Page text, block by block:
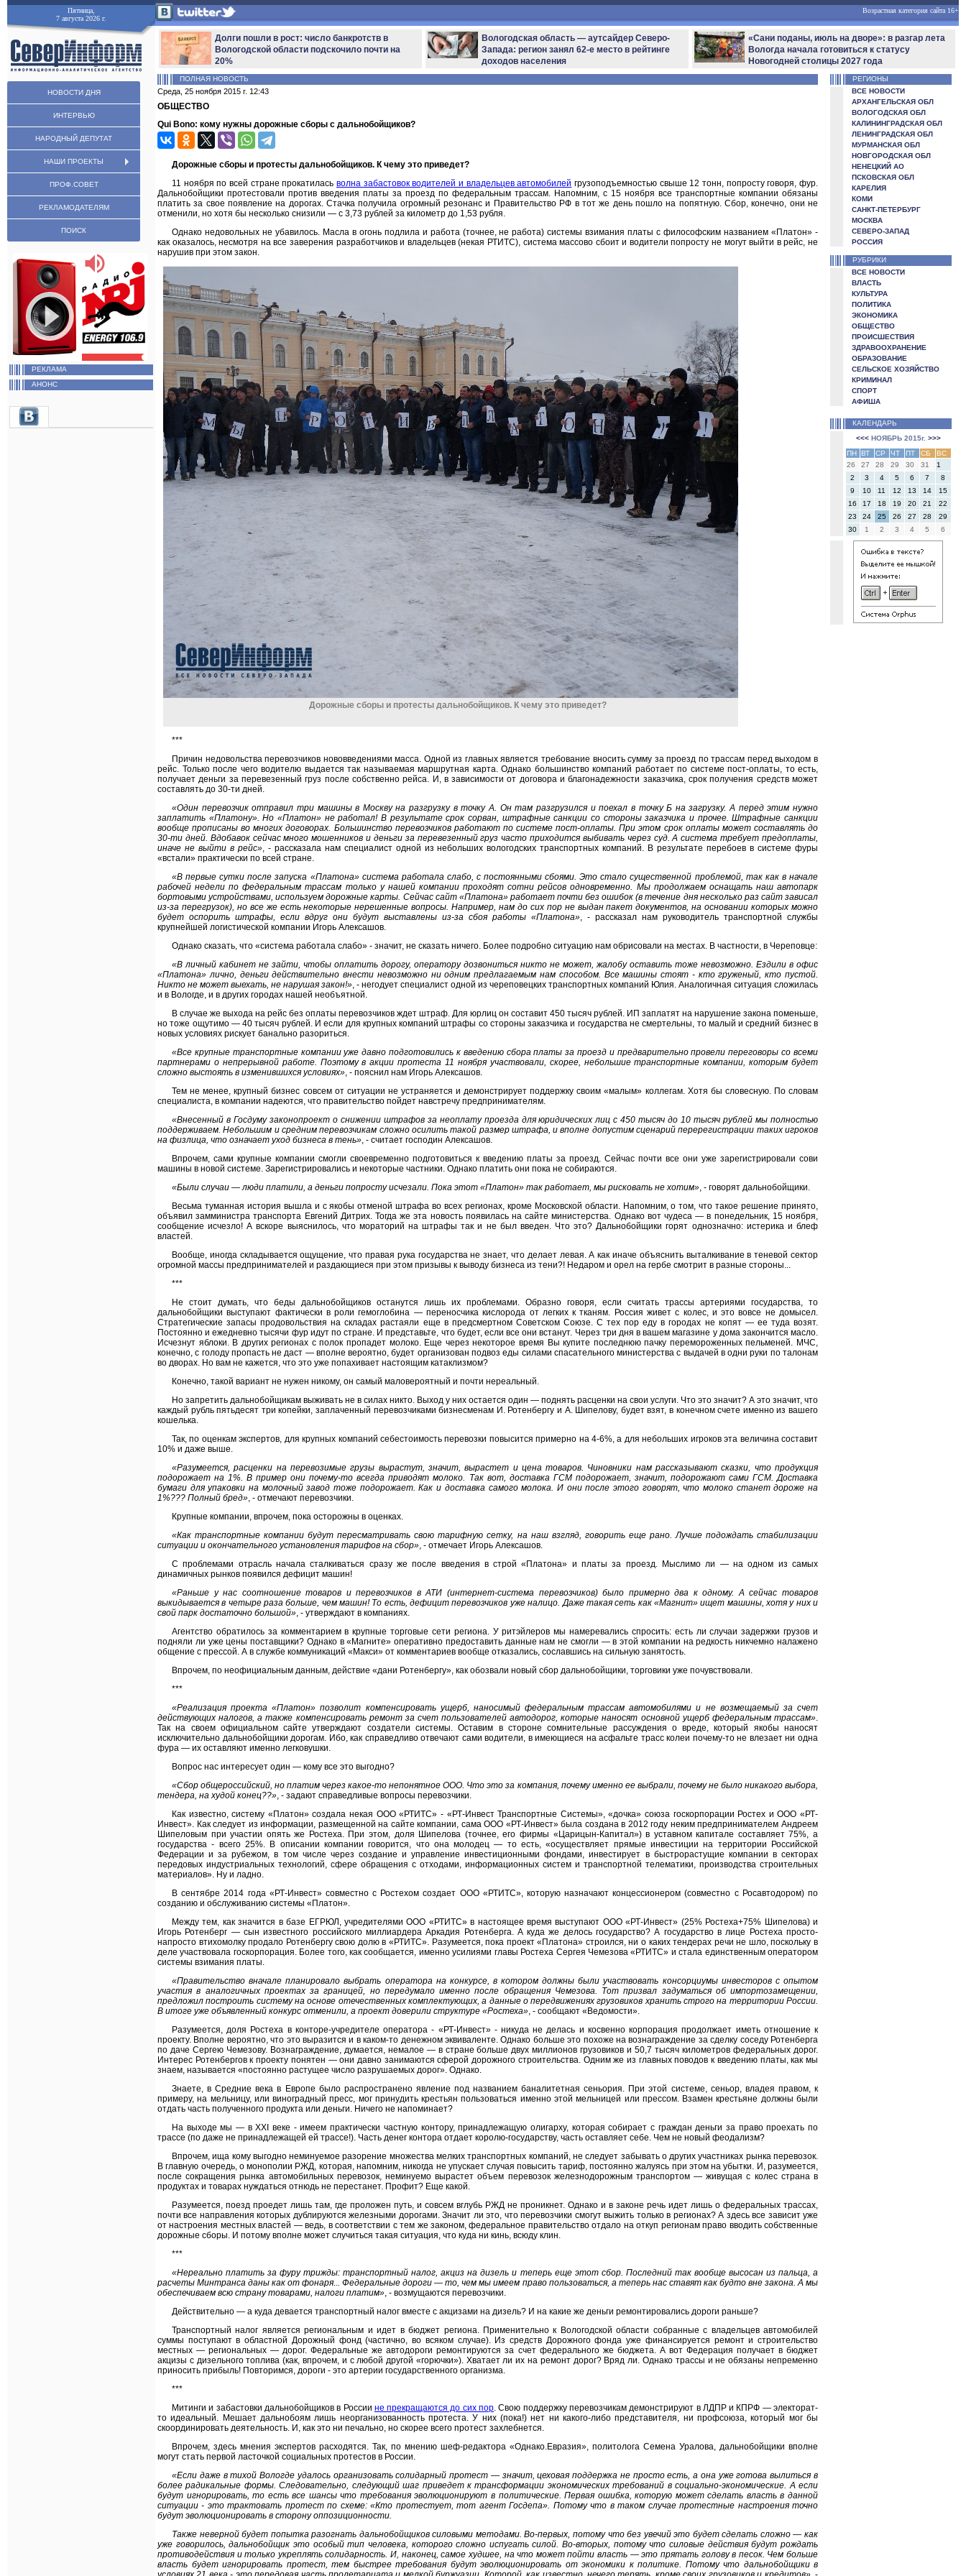
Пятница,
7 августа 2026 г.
НОВОСТИ ДНЯ
ИНТЕРВЬЮ
НАРОДНЫЙ ДЕПУТАТ
НАШИ ПРОЕКТЫ
ПРОФ.СОВЕТ
РЕКЛАМОДАТЕЛЯМ
ПОИСК
РЕКЛАМА
АНОНС
Возрастная категория сайта 16+
Долги пошли в рост: число банкротств в
Вологодской области подскочило почти на
20%
Вологодская область — аутсайдер Северо-
Запада: регион занял 62-е место в рейтинге
доходов населения
«Сани поданы, июль на дворе»: в разгар лета
Вологда начала готовиться к статусу
Новогодней столицы 2027 года
ПОЛНАЯ НОВОСТЬ
Среда, 25 ноября 2015 г. 12:43
ОБЩЕСТВО
Qui Bono: кому нужны дорожные сборы с дальнобойщиков?
Дорожные сборы и протесты дальнобойщиков. К чему это приведет?
11 ноября по всей стране прокатилась волна забастовок водителей и владельцев автомобилей грузоподъемностью свыше 12 тонн, попросту говоря, фур.
Дальнобойщики протестовали против введения платы за проезд по федеральным трассам. Напомним, с 15 ноября все транспортные компании обязаны
платить за свое появление на дорогах. Стачка получила огромный резонанс и Правительство РФ в тот же день пошло на попятную. Сбор, конечно, они не
отменили, но хотя бы несколько снизили — с 3,73 рублей за километр до 1,53 рубля.
Однако недовольных не убавилось. Масла в огонь подлила и работа (точнее, не работа) системы взимания платы с философским названием «Платон» -
как оказалось, несмотря на все заверения разработчиков и владельцев (некая РТИТС), система массово сбоит и водители попросту не могут выйти в рейс, не
нарушив при этом закон.
Дорожные сборы и протесты дальнобойщиков. К чему это приведет?
***
Причин недовольства перевозчиков нововведениями масса. Одной из главных является требование вносить сумму за проезд по трассам перед выходом в
рейс. Только после чего водителю выдается так называемая маршрутная карта. Однако большинство компаний работает по системе пост-оплаты, то есть,
получает деньги за перевезенный груз после собственно рейса. И, в зависимости от договора и благонадежности заказчика, срок получения средств может
составлять до 30-ти дней.
«Один перевозчик отправил три машины в Москву на разгрузку в точку А. Он там разгрузился и поехал в точку Б на загрузку. А перед этим нужно
заплатить «Платону». Но «Платон» не работал! В результате срок сорван, штрафные санкции со стороны заказчика и прочее. Штрафные санкции
вообще прописаны во многих договорах. Большинство перевозчиков работают по системе пост-оплаты. При этом срок оплаты может составлять до
30-ти дней. Вдобавок сейчас много мошенников и деньги за перевезенный груз часто приходится выбивать через суд. А система требует предоплаты,
иначе не выйти в рейс», - рассказала нам специалист одной из небольших вологодских транспортных компаний. В результате перебоев в системе фуры
«встали» практически по всей стране.
«В первые сутки после запуска «Платона» система работала слабо, с постоянными сбоями. Это стало существенной проблемой, так как в начале
рабочей недели по федеральным трассам только у нашей компании проходят сотни рейсов одновременно. Мы продолжаем оснащать наш автопарк
бортовыми устройствами, используем дорожные карты. Сейчас сайт «Платона» работает почти без ошибок (в течение дня несколько раз сайт зависал
из-за перегрузок), но все же есть некоторые нерешенные вопросы. Например, нам до сих пор не выдан пакет документов, на основании которых можно
будет оспорить штрафы, если вдруг они будут выставлены из-за сбоя работы «Платона», - рассказал нам руководитель транспортной службы
крупнейшей логистической компании Игорь Алексашов.
Однако сказать, что «система работала слабо» - значит, не сказать ничего. Более подробно ситуацию нам обрисовали на местах. В частности, в Череповце:
«В личный кабинет не зайти, чтобы оплатить дорогу, оператору дозвониться никто не может, жалобу оставить тоже невозможно. Ездили в офис
«Платона» лично, деньги действительно внести невозможно ни одним предлагаемым нам способом. Все машины стоят - кто груженый, кто пустой.
Никто не может выехать, не нарушая закон!», - негодует специалист одной из череповецких транспортных компаний Юлия. Аналогичная ситуация сложилась
и в Вологде, и в других городах нашей необъятной.
В случае же выхода на рейс без оплаты перевозчиков ждет штраф. Для юрлиц он составит 450 тысяч рублей. ИП заплатят на нарушение закона поменьше,
но тоже ощутимо — 40 тысяч рублей. И если для крупных компаний штрафы со стороны заказчика и государства не смертельны, то малый и средний бизнес в
новых условиях рискует банально разориться.
«Все крупные транспортные компании уже давно подготовились к введению сбора платы за проезд и предварительно провели переговоры со всеми
партнерами о непрерывной работе. Поэтому в акции протеста 11 ноября участвовали, скорее, небольшие транспортные компании, которым будет
сложно выстоять в изменившихся условиях», - пояснил нам Игорь Алексашов.
Тем не менее, крупный бизнес совсем от ситуации не устраняется и демонстрирует поддержку своим «малым» коллегам. Хотя бы словесную. По словам
специалиста, в компании надеются, что правительство пойдет навстречу предпринимателям.
«Внесенный в Госдуму законопроект о снижении штрафов за неоплату проезда для юридических лиц с 450 тысяч до 10 тысяч рублей мы полностью
поддерживаем. Небольшим и средним перевозчикам сложно осилить такой размер штрафа, и вполне допустим сценарий перерегистрации таких игроков
на физлица, что означает уход бизнеса в тень», - считает господин Алексашов.
Впрочем, сами крупные компании смогли своевременно подготовиться к введению платы за проезд. Сейчас почти все они уже зарегистрировали сови
машины в новой системе. Зарегистрировались и некоторые частники. Однако платить они пока не собираются.
«Были случаи — люди платили, а деньги попросту исчезали. Пока этот «Платон» так работает, мы рисковать не хотим», - говорят дальнобойщики.
Весьма туманная история вышла и с якобы отменой штрафа во всех регионах, кроме Московской области. Напомним, о том, что такое решение принято,
объявил замминистра транспорта Евгений Дитрих. Тогда же эта новость появилась на сайте министерства. Однако вот чудеса — в понедельник, 15 ноября,
сообщение исчезло! А вскоре выяснилось, что мораторий на штрафы так и не был введен. Что это? Дальнобойщики горят однозначно: истерика и блеф
властей.
Вообще, иногда складывается ощущение, что правая рука государства не знает, что делает левая. А как иначе объяснить выталкивание в теневой сектор
огромной массы предпринимателей и раздающиеся при этом призывы к выводу бизнеса из тени?! Недаром и орел на гербе смотрит в разные стороны...
***
Не стоит думать, что беды дальнобойщиков останутся лишь их проблемами. Образно говоря, если считать трассы артериями государства, то
дальнобойщики выступают фактически в роли гемоглобина — переносчика кислорода от легких к тканям. Россия живет с колес, и это вовсе не домысел.
Стратегические запасы продовольствия на складах растаяли еще в предсмертном Советском Союзе. С тех пор еду в городах не копят — ее туда возят.
Постоянно и ежедневно тысячи фур идут по стране. И представьте, что будет, если все они встанут. Через три дня в вашем магазине у дома закончится масло.
Исчезнут яблоки. В других регионах с полок пропадет молоко. Еще через некоторое время Вы купите последнюю пачку перемороженных пельменей. МЧС,
конечно, с голоду пропасть не даст — вполне вероятно, будет организован подвоз еды силами спасательного министерства с выдачей в одни руки по талонам
во дворах. Но вам не кажется, что это уже попахивает настоящим катаклизмом?
Конечно, такой вариант не нужен никому, он самый маловероятный и почти нереальный.
Но запретить дальнобойщикам выживать не в силах никто. Выход у них остается один — поднять расценки на свои услуги. Что это значит? А это значит, что
каждый рубль пятьдесят три копейки, заплаченный перевозчиками бизнесменам И. Ротенбергу и А. Шипелову, будет взят, в конечном счете именно из вашего
кошелька.
Так, по оценкам экспертов, для крупных компаний себестоимость перевозки повысится примерно на 4-6%, а для небольших игроков эта величина составит
10% и даже выше.
«Разумеется, расценки на перевозимые грузы вырастут, значит, вырастет и цена товаров. Чиновники нам рассказывают сказки, что продукция
подорожает на 1%. В пример они почему-то всегда приводят молоко. Так вот, доставка ГСМ подорожает, значит, подорожают сами ГСМ. Доставка
бумаги для упаковки на молочный завод тоже подорожает. Как и доставка самого молока. И они после этого говорят, что молоко станет дороже на
1%??? Полный бред», - отмечают перевозчики.
Крупные компании, впрочем, пока осторожны в оценках.
«Как транспортные компании будут пересматривать свою тарифную сетку, на наш взгляд, говорить еще рано. Лучше подождать стабилизации
ситуации и окончательного установления тарифов на сбор», - отмечает Игорь Алексашов.
С проблемами отрасль начала сталкиваться сразу же после введения в строй «Платона» и платы за проезд. Мыслимо ли — на одном из самых
динамичных рынков появился дефицит машин!
«Раньше у нас соотношение товаров и перевозчиков в АТИ (интернет-система перевозчиков) было примерно два к одному. А сейчас товаров
выкидывается в четыре раза больше, чем машин! То есть, дефицит перевозчиков уже налицо. Даже такая сеть как «Магнит» ищет машины, хотя у них и
свой парк достаточно большой», - утверждают в компаниях.
Агентство обратилось за комментарием в крупные торговые сети региона. У ритэйлеров мы намеревались спросить: есть ли случаи задержки грузов и
подняли ли уже цены поставщики? Однако в «Магните» оперативно предоставить данные нам не смогли — в этой компании на редкость никчемно налажено
общение с прессой. А в службе коммуникаций «Макси» от комментариев вообще отказались, сославшись на сильную занятость.
Впрочем, по неофициальным данным, действие «дани Ротенбергу», как обозвали новый сбор дальнобойщики, торговики уже почувствовали.
***
«Реализация проекта «Платон» позволит компенсировать ущерб, наносимый федеральным трассам автомобилями и не возмещаемый за счет
действующих налогов, а также компенсировать ремонт за счет пользователей автодорог, которые наносят основной ущерб федеральным трассам».
Так на своем официальном сайте утверждают создатели системы. Оставим в стороне сомнительные рассуждения о вреде, который якобы наносят
исключительно дальнобойщики дорогам. Ибо, как справедливо отвечают сами водители, в имеющиеся на асфальте трасс колеи почему-то не влезает ни одна
фура — их оставляют именно легковушки.
Вопрос нас интересует один — кому все это выгодно?
«Сбор общероссийский, но платим через какое-то непонятное ООО. Что это за компания, почему именно ее выбрали, почему не было никакого выбора,
тендера, на худой конец??», - задают справедливые вопросы перевозчики.
Как известно, систему «Платон» создала некая ООО «РТИТС» - «РТ-Инвест Транспортные Системы», «дочка» союза госкорпорации Ростех и ООО «РТ-
Инвест». Как следует из информации, размещенной на сайте компании, сама ООО «РТ-Инвест» была создана в 2012 году неким предпринимателем Андреем
Шипеловым при участии опять же Ростеха. При этом, доля Шипелова (точнее, его фирмы «Царицын-Капитал») в уставном капитале составляет 75%, а
государства - всего 25%. В описании компании говорится, что она молодец — то есть, «осуществляет прямые инвестиции на территории Российской
Федерации и за рубежом, в том числе через создание и управление инвестиционными фондами, инвестирует в быстрорастущие компании в секторах
передовых индустриальных технологий, сфере обращения с отходами, информационных систем и транспортной телематики, производства строительных
материалов». Ну и ладно.
В сентябре 2014 года «РТ-Инвест» совместно с Ростехом создает ООО «РТИТС», которую назначают концессионером (совместно с Росавтодором) по
созданию и обслуживанию системы «Платон».
Между тем, как значится в базе ЕГРЮЛ, учредителями ООО «РТИТС» в настоящее время выступают ООО «РТ-Инвест» (25% Ростеха+75% Шипелова) и
Игорь Ротенберг — сын известного российского миллиардера Аркадия Ротенберга. А куда же делось государство? А государство в лице Ростеха просто-
напросто втихомолку продало Ротенбергу свою долю в «РТИТС». Разумеется, пока проект «Платона» строился, ни о каких тендерах речи не шло, поскольку в
деле участвовала госкорпорация. Более того, как сообщается, именно усилиями главы Ростеха Сергея Чемезова «РТИТС» и стала единственным оператором
системы взимания платы.
«Правительство вначале планировало выбрать оператора на конкурсе, в котором должны были участвовать консорциумы инвесторов с опытом
участия в аналогичных проектах за границей, но передумало именно после обращения Чемезова. Тот призвал задуматься об импортозамещении,
предложил построить систему на основе отечественных комплектующих, а данные о передвижениях грузовиков хранить строго на территории России.
В итоге уже объявленный конкурс отменили, а проект доверили структуре «Ростеха», - сообщают «Ведомости».
Разумеется, доля Ростеха в конторе-учредителе оператора - «РТ-Инвест» - никуда не делась и косвенно корпорация продолжает иметь отношение к
проекту. Вполне вероятно, что это выразится и в каком-то денежном эквиваленте. Однако больше это похоже на вознаграждение за сделку соседу Ротенберга
по даче Сергею Чемезову. Вознаграждение, думается, немалое — в стране больше двух миллионов грузовиков и 50,7 тысяч километров федеральных дорог.
Интерес Ротенбергов к проекту понятен — они давно занимаются сферой дорожного строительства. Одним же из главных поводов к введению платы, как мы
знаем, называется «постоянно растущее число разрушаемых дорог». Однако.
Знаете, в Средние века в Европе было распространено явление под названием баналитетная сеньория. При этой системе, сеньор, владея правом, к
примеру, на мельницу, или виноградный пресс, мог принудить крестьян пользоваться именно этой мельницей или прессом. Взамен крестьяне должны были
отдать часть полученного продукта или деньги. Ничего не напоминает?
На выходе мы — в XXI веке - имеем практически частную контору, принадлежащую олигарху, которая собирает с граждан деньги за право проехать по
трассе (по даже не принадлежащей ей трассе!). Часть денег контора отдает королю-государству, часть оставляет себе. Чем не новый феодализм?
Впрочем, ища кому выгодно неминуемое разорение множества мелких транспортных компаний, не следует забывать о других участниках рынка перевозок.
В главную очередь, о монополии РЖД, которая, напомним, никогда не упускает случая повысить тариф, постоянно жалуясь при этом на убытки. И, разумеется,
после сокращения рынка автомобильных перевозок, неминуемо вырастет объем перевозок железнодорожным транспортом — живущая с колес страна в
продуктах и товарах нуждаться отнюдь не перестанет. Профит? Еще какой.
Разумеется, поезд проедет лишь там, где проложен путь, и совсем вглубь РЖД не проникнет. Однако и в законе речь идет лишь о федеральных трассах,
почти все направления которых дублируются железными дорогами. Значит ли это, что перевозчики смогут выжить только в регионах? А здесь все зависит уже
от настроения местных властей — ведь, в соответствии с тем же законом, федеральное правительство отдало на откуп регионам право вводить собственные
дорожные сборы. И потому вполне может случиться такая ситуация, что куда ни кинь, всюду клин.
***
«Нереально платить за фуру трижды: транспортный налог, акциз на дизель и теперь еще этот сбор. Последний так вообще высосан из пальца, а
расчеты Минтранса даны как от фонаря... Федеральные дороги — то, чем мы имеем право пользоваться, а теперь нас ставят как будто вне закона. А мы
обеспечиваем всю страну товарами, налоги платим», - возмущаются перевозчики.
Действительно — а куда девается транспортный налог вместе с акцизами на дизель? И на какие же деньги ремонтировались дороги раньше?
Транспортный налог является региональным и идет в бюджет региона. Применительно к Вологодской области собранные с владельцев автомобилей
суммы поступают в областной Дорожный фонд (частично, во всяком случае). Из средств Дорожного фонда уже финансируется ремонт и строительство
местных — региональных — дорог. Федеральные же автодороги ремонтируются за счет федерального же бюджета. А вот Федерация получает в бюджет
акцизы с дизельного топлива (как, впрочем, и с любой другой «горючки»). Хватает ли их на ремонт дорог? Вряд ли. Однако трассы и не обязаны непременно
приносить прибыль! Повторимся, дороги - это артерии государственного организма.
***
Митинги и забастовки дальнобойщиков в России не прекращаются до сих пор. Свою поддержку перевозчикам демонстрируют в ЛДПР и КПРФ — электорат-
то идеальный. Мешает дальнобоям лишь неорганизованность протеста. У них (пока!) нет ни какого-либо представителя, ни профсоюза, который мог бы
скоординировать деятельность. И, как это ни печально, но скорее всего протест захлебнется.
Впрочем, здесь мнения экспертов расходятся. Так, по мнению шеф-редактора «Однако.Евразия», политолога Семена Уралова, дальнобойщики вполне
могут стать первой ласточкой социальных протестов в России.
«Если даже в тихой Вологде удалось организовать солидарный протест — значит, цеховая поддержка не просто есть, а она уже готова вылиться в
более радикальные формы. Следовательно, следующий шаг приведет к трансформации экономических требований в социально-экономические. А если
будут игнорировать, то есть все шансы что требования эволюционируют в политические. Первая ошибка, которую может сделать власть в данной
ситуации - это трактовать протест по схеме: «Кто протестует, тот агент Госдепа». Потому что в таком случае протестные настроения точно
будут эволюционировать в сторону оппозиционности.
Также неверной будет попытка разогнать дальнобойщиков силовыми методами. Во-первых, потому что без увечий это будет сделать сложно — как
уже говорилось, дальнобойщик это особый тип человека, которого сложно испугать силой. Во-вторых, потому что силовые действия будут рождать
противодействия и только укреплять солидарность. И, наконец, самое худшее, на что может пойти власть — это прятать голову в песок. Чем больше
власть будет игнорировать протест, тем быстрее требования будут эволюционировать от экономики к политике. Потому что дальнобойщики в
РЕГИОНЫ
ВСЕ НОВОСТИ
АРХАНГЕЛЬСКАЯ ОБЛ
ВОЛОГОДСКАЯ ОБЛ
КАЛИНИНГРАДСКАЯ ОБЛ
ЛЕНИНГРАДСКАЯ ОБЛ
МУРМАНСКАЯ ОБЛ
НОВГОРОДСКАЯ ОБЛ
НЕНЕЦКИЙ АО
ПСКОВСКАЯ ОБЛ
КАРЕЛИЯ
КОМИ
САНКТ-ПЕТЕРБУРГ
МОСКВА
СЕВЕРО-ЗАПАД
РОССИЯ
РУБРИКИ
ВСЕ НОВОСТИ
ВЛАСТЬ
КУЛЬТУРА
ПОЛИТИКА
ЭКОНОМИКА
ОБЩЕСТВО
ПРОИСШЕСТВИЯ
ЗДРАВООХРАНЕНИЕ
ОБРАЗОВАНИЕ
СЕЛЬСКОЕ ХОЗЯЙСТВО
КРИМИНАЛ
СПОРТ
АФИША
КАЛЕНДАРЬ
<<<НОЯБРЬ 2015г. >>>
ПН
ВТ СР ЧТ ПТ СБ
ВС
26
27 28 29 30 31
1
2
3 4 5 6 7
8
9
10 11 12 13 14
15
16
17 18 19 20 21
22
23
24 25 26 27 28
29
30
1 2 3 4 5 6